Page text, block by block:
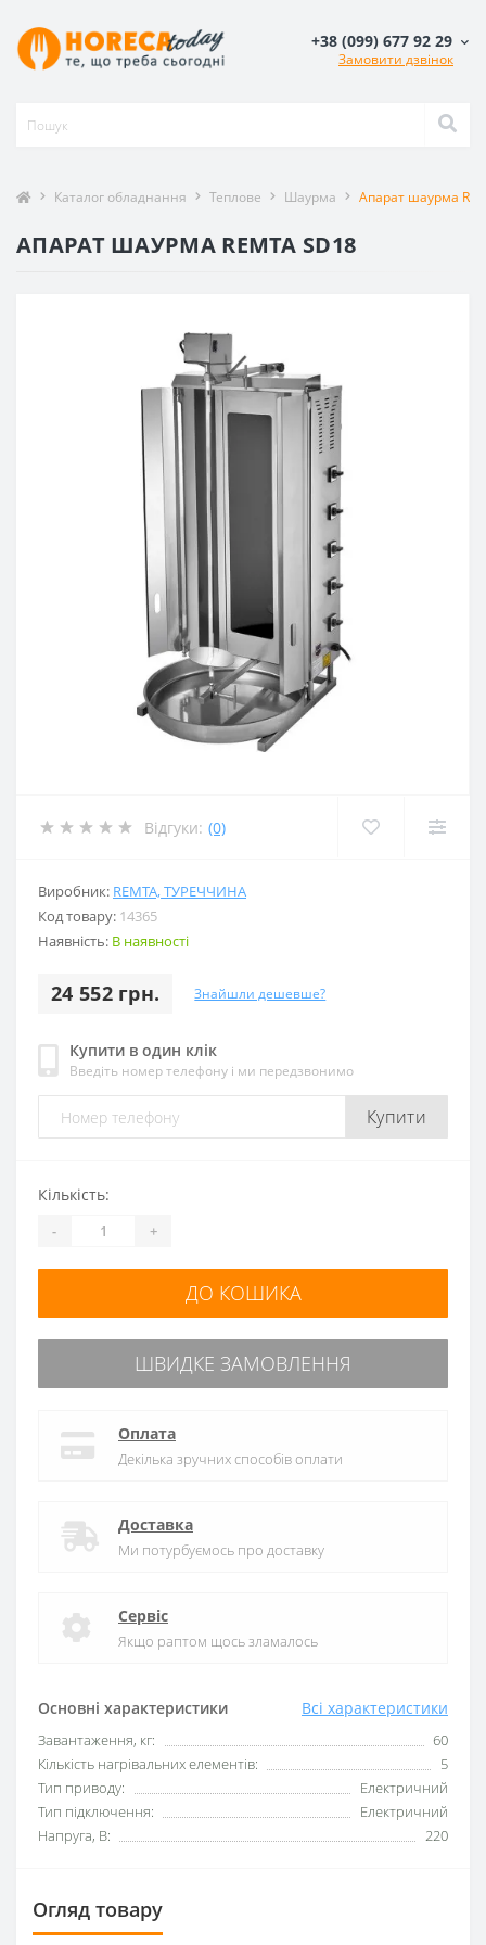
+38 (099) 677 92 29
Замовити дзвінок
Каталог обладнання Теплове Шаурма Апарат шаурма
АПАРАТ ШАУРМА REMTA SD18
Відгуки: (0)
Виробник: REMTA, ТУРЕЧЧИНА
Код товару: 14365
Наявність: В наявності
24 552 грн. Знайшли дешевше?
Купити в один клік
Введіть номер телефону і ми передзвонимо
Купити
Основні характеристики Всі характеристики
Завантаження, кг:
60
Кількість нагрівальних елементів:
5
Тип приводу:
Електричний
Тип підключення:
Електричний
Напруга, В:
220
Кількість:
- +
ДО КОШИКА
ШВИДКЕ ЗАМОВЛЕННЯ
Оплата
Декілька зручних способів оплати
Доставка
Ми потурбуємось про доставку
Сервіс
Якщо раптом щось зламалось
Огляд товару